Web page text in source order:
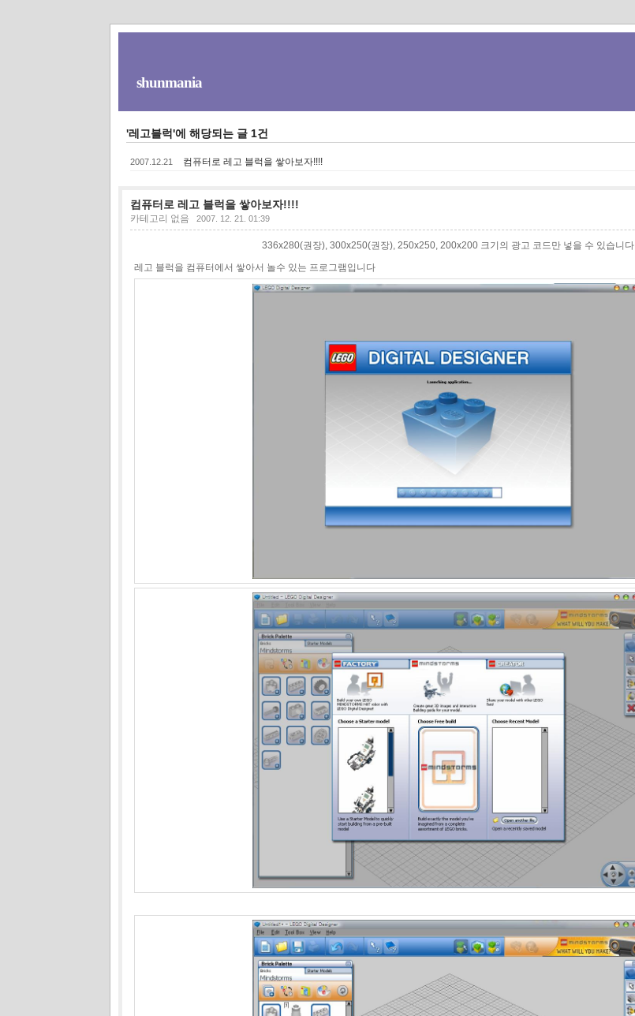
shunmania
'레고블럭'에 해당되는 글 1건
2007.12.21 컴퓨터로 레고 블럭을 쌓아보자!!!!
컴퓨터로 레고 블럭을 쌓아보자!!!!
카테고리 없음 2007. 12. 21. 01:39
336x280(권장), 300x250(권장), 250x250, 200x200 크기의 광고 코드만 넣을 수 있습니다.
레고 블럭을 컴퓨터에서 쌓아서 놀수 있는 프로그램입니다